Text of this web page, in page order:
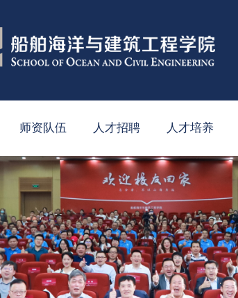
师资队伍 人才招聘 人才培养